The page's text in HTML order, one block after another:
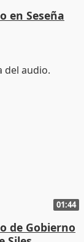
en Seseña
01:44
de Gobierno